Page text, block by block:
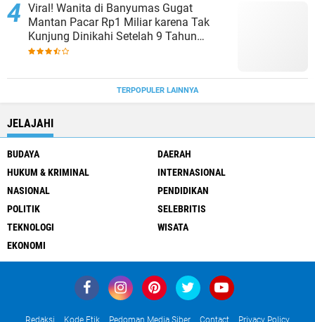
Viral! Wanita di Banyumas Gugat
Mantan Pacar Rp1 Miliar karena Tak
Kunjung Dinikahi Setelah 9 Tahun
Berpacaran
TERPOPULER LAINNYA
JELAJAHI
BUDAYA
DAERAH
HUKUM & KRIMINAL
INTERNASIONAL
NASIONAL
PENDIDIKAN
POLITIK
SELEBRITIS
TEKNOLOGI
WISATA
EKONOMI
Redaksi Kode Etik Pedoman Media Siber Contact Privacy Policy